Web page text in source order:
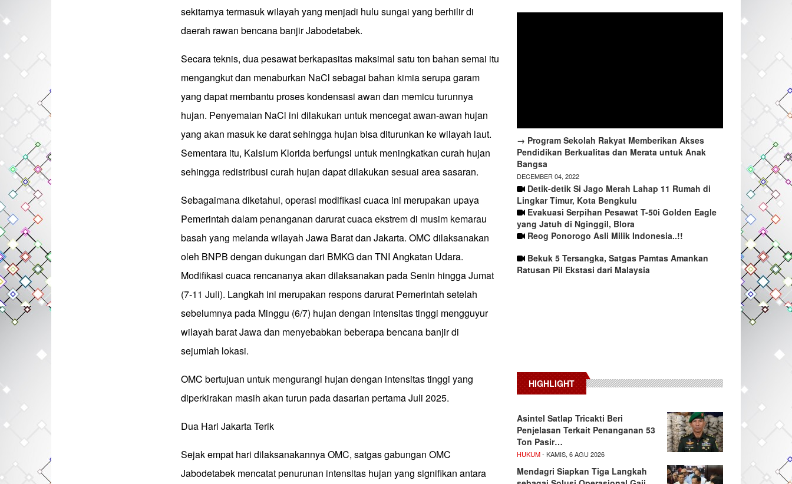
sekitarnya termasuk wilayah yang menjadi hulu sungai yang berhilir di
daerah rawan bencana banjir Jabodetabek.
Secara teknis, dua pesawat berkapasitas maksimal satu ton bahan semai itu
mengangkut dan menaburkan NaCl sebagai bahan kimia serupa garam
yang dapat membantu proses kondensasi awan dan memicu turunnya
hujan. Penyemaian NaCl ini dilakukan untuk mencegat awan-awan hujan
yang akan masuk ke darat sehingga hujan bisa diturunkan ke wilayah laut.
Sementara itu, Kalsium Klorida berfungsi untuk meningkatkan curah hujan
sehingga redistribusi curah hujan dapat dilakukan sesuai area sasaran.
Sebagaimana diketahui, operasi modifikasi cuaca ini merupakan upaya
Pemerintah dalam penanganan darurat cuaca ekstrem di musim kemarau
basah yang melanda wilayah Jawa Barat dan Jakarta. OMC dilaksanakan
oleh BNPB dengan dukungan dari BMKG dan TNI Angkatan Udara.
Modifikasi cuaca rencananya akan dilaksanakan pada Senin hingga Jumat
(7-11 Juli). Langkah ini merupakan respons darurat Pemerintah setelah
sebelumnya pada Minggu (6/7) hujan dengan intensitas tinggi mengguyur
wilayah barat Jawa dan menyebabkan beberapa bencana banjir di
sejumlah lokasi.
OMC bertujuan untuk mengurangi hujan dengan intensitas tinggi yang
diperkirakan masih akan turun pada dasarian pertama Juli 2025.
Dua Hari Jakarta Terik
Sejak empat hari dilaksanakannya OMC, satgas gabungan OMC
Jabodetabek mencatat penurunan intensitas hujan yang signifikan antara
→ Program Sekolah Rakyat Memberikan Akses
Pendidikan Berkualitas dan Merata untuk Anak
Bangsa
DECEMBER 04, 2022
Detik-detik Si Jago Merah Lahap 11 Rumah di
Lingkar Timur, Kota Bengkulu
Evakuasi Serpihan Pesawat T-50i Golden Eagle
yang Jatuh di Nginggil, Blora
Reog Ponorogo Asli Milik Indonesia..!!
Bekuk 5 Tersangka, Satgas Pamtas Amankan
Ratusan Pil Ekstasi dari Malaysia
HIGHLIGHT
Asintel Satlap Tricakti Beri
Penjelasan Terkait Penanganan 53
Ton Pasir…
HUKUM- KAMIS, 6 AGU 2026
Mendagri Siapkan Tiga Langkah